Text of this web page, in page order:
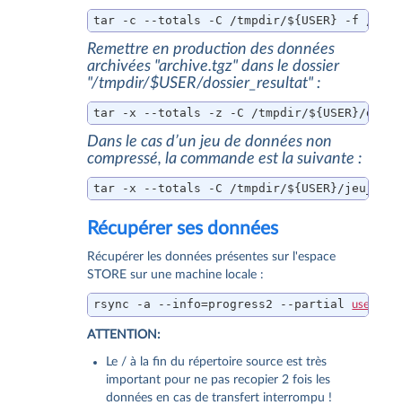
tar -c --totals -C /tmpdir/${USER} -f /store/
Remettre en production des données
archivées "archive.tgz" dans le dossier
"/tmpdir/$USER/dossier_resultat" :
tar -x --totals -z -C /tmpdir/${USER}/
Dans le cas d’un jeu de données non
compressé, la commande est la suivante :
tar -x --totals -C /tmpdir/${USER}/
Récupérer ses données
Récupérer les données présentes sur l'espace
STORE sur une machine locale :
rsync -a --info=progress2 --partial
ATTENTION:
Le / à la fin du répertoire source est très
important pour ne pas recopier 2 fois les
données en cas de transfert interrompu !